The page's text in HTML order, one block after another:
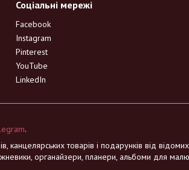
Соціальні мережі
Facebook
Instagram
Pinterest
YouTube
LinkedIn
.
канцелярських товарів і подарунків від
органайзери, планери, альбоми для